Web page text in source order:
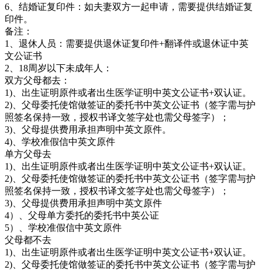
6、结婚证复印件：如夫妻双方一起申请，需要提供结婚证复
印件。
备注：
1、退休人员：需要提供退休证复印件+翻译件或退休证中英
文公证书
2、18周岁以下未成年人：
双方父母都去：
1)、出生证明原件或者出生医学证明中英文公证书+双认证。
2)、父母委托使馆做签证的委托书中英文公证书（签字需与护
照签名保持一致，授权书译文签字处也需父母签字）；
3)、父母提供费用承担声明中英文原件。
4)、学校准假信中英文原件
单方父母去
1)、出生证明原件或者出生医学证明中英文公证书+双认证。
2)、父母委托使馆做签证的委托书中英文公证书（签字需与护
照签名保持一致，授权书译文签字处也需父母签字）；
3)、父母提供费用承担声明中英文原件
4）、父母单方委托的委托书中英公证
5）、学校准假信中英文原件
父母都不去
1)、出生证明原件或者出生医学证明中英文公证书+双认证。
2)、父母委托使馆做签证的委托书中英文公证书（签字需与护